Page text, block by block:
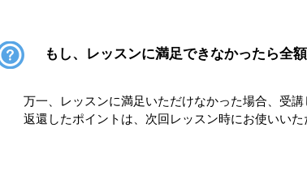
もし、レッスンに満足できなかったら全
万一、レッスンに満足いただけなかった場合、受
返還したポイントは、次回レッスン時にお使いいた